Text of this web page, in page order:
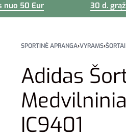
nuo 50 Eur 30 d.
SPORTINĖ APRANGA›VYRAMS›ŠORTAI
Adidas
IC9401